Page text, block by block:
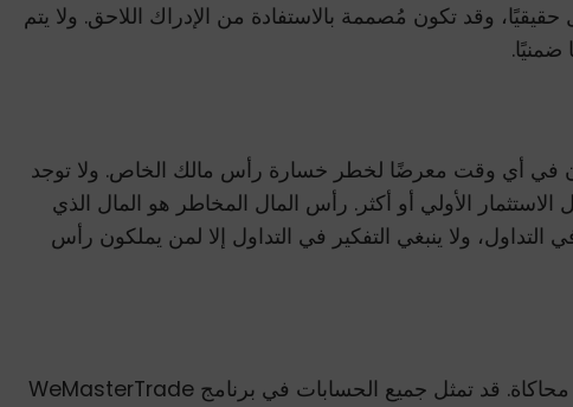
وقد تكون مُصممة بالاستفادة من الإدراك اللاحق. ولا يتم
في أي وقت معرضًا لخطر خسارة رأس مالك الخاص. ولا توجد
الأولي أو أكثر. رأس المال المخاطر هو المال الذي
ولا ينبغي التفكير في التداول إلا لمن يملكون رأس
يجب اعتبار جميع الصفقات المعروضة لتعويض العملاء صفقات افتراضية، ولا ينبغي توقع إمكانية تكرارها في بيئة تداول محاكاة. قد تمثل جميع الحسابات في برنامج WeMasterTrade